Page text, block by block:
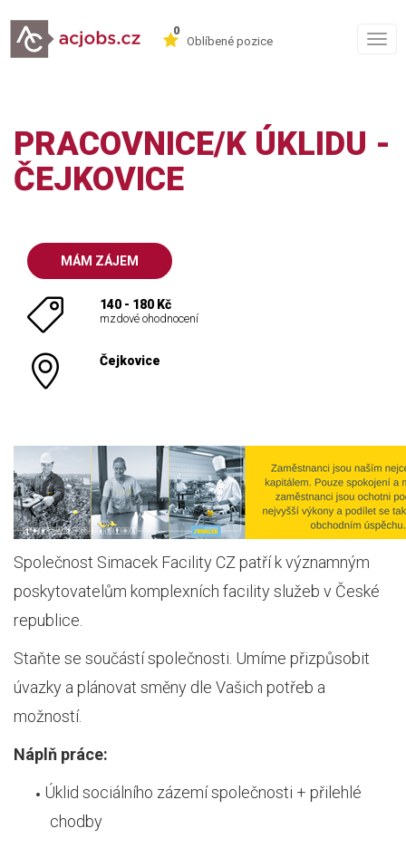
0
Oblíbené pozice
PRACOVNICE/K ÚKLIDU -
ČEJKOVICE
MÁM ZÁJEM
140 - 180 Kč
mzdové ohodnocení
Čejkovice
Společnost Simacek Facility CZ patří k významným
poskytovatelům komplexních facility služeb v České
republice.
Staňte se součástí společnosti. Umíme přizpůsobit
úvazky a plánovat směny dle Vašich potřeb a
možností.
Náplň práce:
Úklid sociálního zázemí společnosti + přilehlé
chodby